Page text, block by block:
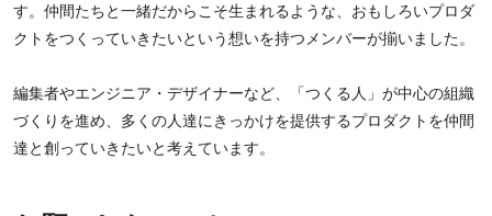
す。仲間たちと一緒だからこそ生まれるような、おもしろいプロダ
クトをつくっていきたいという想いを持つメンバーが揃いました。
編集者やエンジニア・デザイナーなど、「つくる人」が中心の組織
づくりを進め、多くの人達にきっかけを提供するプロダクトを仲間
達と創っていきたいと考えています。